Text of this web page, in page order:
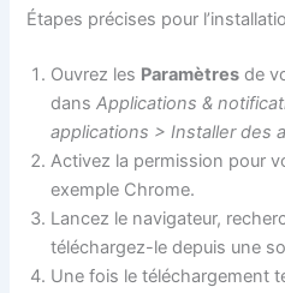
Étapes précises pour
Ouvrez les Paramètres de
dansApplications &
applications > Installer des
Activez la permission pour
exemple Chrome.
Lancez le navigateur,
téléchargez-le depuis une
Une fois le téléchargement